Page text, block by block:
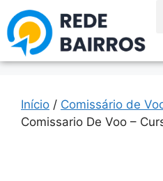
Início / Comissário de
Comissario De Voo –